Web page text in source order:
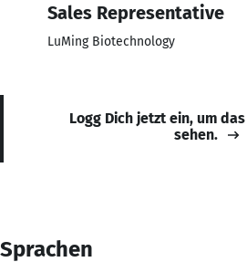
Sales Representative
LuMing Biotechnology
Logg Dich jetzt ein, um
sehen.
Sprachen